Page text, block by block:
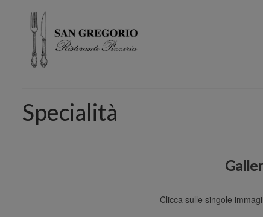
Specialità
Clicca sulle singole